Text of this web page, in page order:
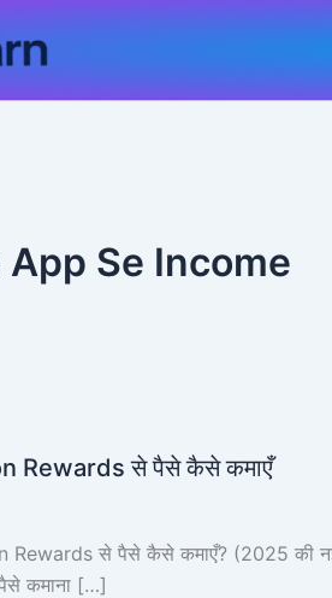
App Se Income
Rewards से पैसे कैसे कमाएँ
Rewards से पैसे कैसे कमाएँ? (2025 की नई
कमाना […]